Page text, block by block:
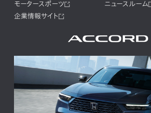
モータースポーツ
ニュースルーム
企業情報サイト